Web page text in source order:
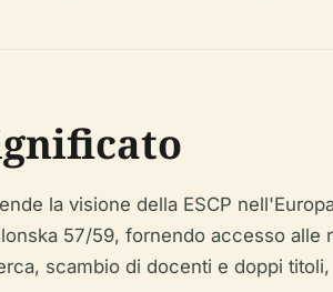
la visione della ESCP
57/59, fornendo accesso alle
scambio di docenti e doppi